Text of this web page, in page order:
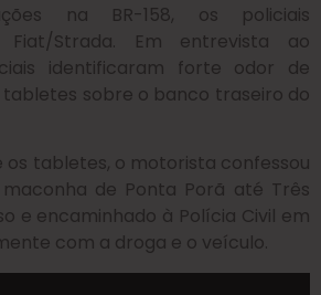
na BR-158, os policiais
Fiat/Strada. Em entrevista ao
identificaram forte odor de
sobre o banco traseiro do
os tabletes, o motorista confessou
de Ponta Porã até Três
e encaminhado à Polícia Civil em
com a droga e o veículo.